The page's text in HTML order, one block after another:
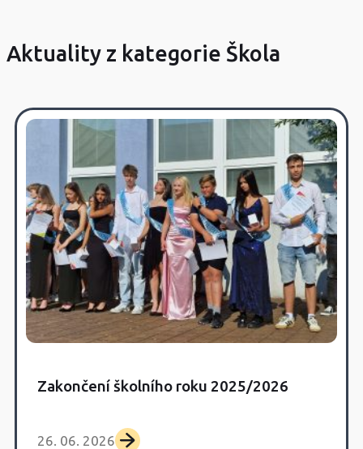
Aktuality z kategorie Škola
Zakončení školního roku 2025/2026
26. 06. 2026